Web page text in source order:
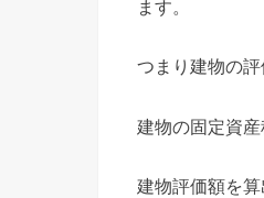
ます。
つまり建物の
建物の固定資
建物評価額を